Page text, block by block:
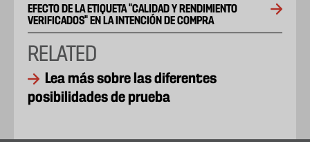
EFECTO DE LA ETIQUETA "CALIDAD Y RENDIMIENTO
VERIFICADOS" EN LA INTENCIÓN DE COMPRA
RELATED
Lea más sobre las diferentes
posibilidades de prueba